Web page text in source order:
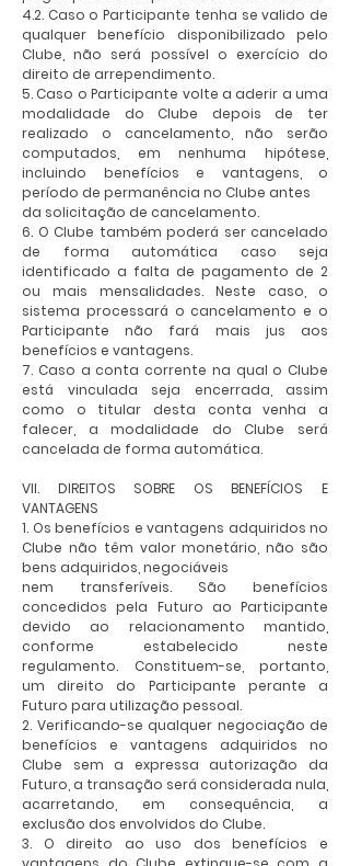
4.2. Caso o Participante tenha se valido de
qualquer benefício disponibilizado pelo
Clube, não será possível o exercício do
direito de arrependimento.
5. Caso o Participante volte a aderir a uma
modalidade do Clube depois de ter
realizado o cancelamento, não serão
computados, em nenhuma hipótese,
incluindo benefícios e vantagens, o
período de permanência no Clube antes
da solicitação de cancelamento.
6. O Clube também poderá ser cancelado
de forma automática caso seja
identificado a falta de pagamento de 2
ou mais mensalidades. Neste caso, o
sistema processará o cancelamento e o
Participante não fará mais jus aos
benefícios e vantagens.
7. Caso a conta corrente na qual o Clube
está vinculada seja encerrada, assim
como o titular desta conta venha a
falecer, a modalidade do Clube será
cancelada de forma automática.
VII. DIREITOS SOBRE OS BENEFÍCIOS E
VANTAGENS
1. Os benefícios e vantagens adquiridos no
Clube não têm valor monetário, não são
bens adquiridos, negociáveis
nem transferíveis. São benefícios
concedidos pela Futuro ao Participante
devido ao relacionamento mantido,
conforme estabelecido neste
regulamento. Constituem-se, portanto,
um direito do Participante perante a
Futuro para utilização pessoal.
2. Verificando-se qualquer negociação de
benefícios e vantagens adquiridos no
Clube sem a expressa autorização da
Futuro, a transação será considerada nula,
acarretando, em consequência, a
exclusão dos envolvidos do Clube.
3. O direito ao uso dos benefícios e